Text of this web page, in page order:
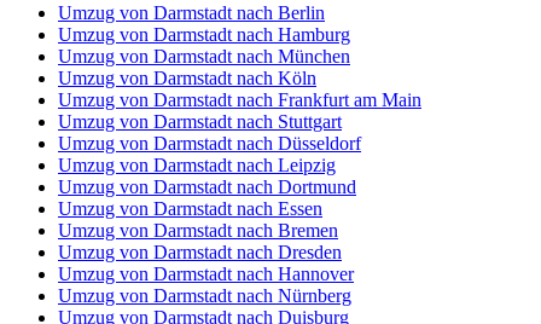
Umzug von Darmstadt nach Berlin
Umzug von Darmstadt nach Hamburg
Umzug von Darmstadt nach München
Umzug von Darmstadt nach Köln
Umzug von Darmstadt nach Frankfurt am Main
Umzug von Darmstadt nach Stuttgart
Umzug von Darmstadt nach Düsseldorf
Umzug von Darmstadt nach Leipzig
Umzug von Darmstadt nach Dortmund
Umzug von Darmstadt nach Essen
Umzug von Darmstadt nach Bremen
Umzug von Darmstadt nach Dresden
Umzug von Darmstadt nach Hannover
Umzug von Darmstadt nach Nürnberg
Umzug von Darmstadt nach Duisburg